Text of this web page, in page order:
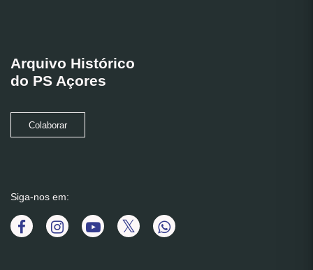
Arquivo Histórico
do PS Açores
Colaborar
Siga-nos em: